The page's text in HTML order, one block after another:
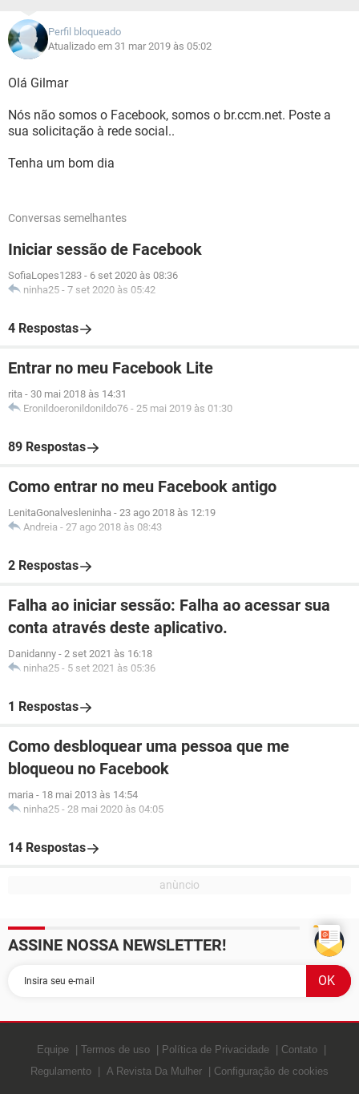
Perfil bloqueado
Atualizado em 31 mar 2019 às 05:02
Olá Gilmar
Nós não somos o Facebook, somos o br.ccm.net. Poste a
sua solicitação à rede social..
Tenha um bom dia
Conversas semelhantes
Iniciar sessão de Facebook
SofiaLopes1283 - 6 set 2020 às 08:36
ninha25 - 7 set 2020 às 05:42
4 Respostas
Entrar no meu Facebook Lite
rita - 30 mai 2018 às 14:31
Eronildoeronildonildo76 - 25 mai 2019 às 01:30
89 Respostas
Como entrar no meu Facebook antigo
LenitaGonalvesleninha - 23 ago 2018 às 12:19
Andreia - 27 ago 2018 às 08:43
2 Respostas
Falha ao iniciar sessão: Falha ao acessar sua
conta através deste aplicativo.
Danidanny - 2 set 2021 às 16:18
ninha25 - 5 set 2021 às 05:36
1 Respostas
Como desbloquear uma pessoa que me
bloqueou no Facebook
maria - 18 mai 2013 às 14:54
ninha25 - 28 mai 2020 às 04:05
14 Respostas
ASSINE NOSSA NEWSLETTER!
Equipe Termos de uso Política de Privacidade
Contato
Regulamento
A Revista Da Mulher Configuração de cookies